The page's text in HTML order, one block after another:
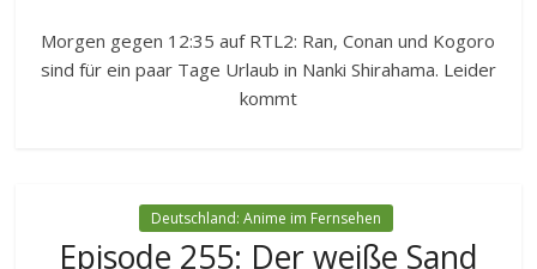
Morgen gegen 12:35 auf RTL2: Ran, Conan und Kogoro
sind für ein paar Tage Urlaub in Nanki Shirahama. Leider
kommt
Deutschland: Anime im Fernsehen
Episode 255: Der weiße Sand